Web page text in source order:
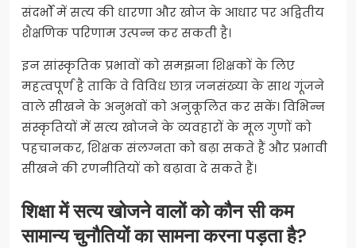
संदर्भों में सत्य की धारणा और खोज के आधार पर अद्वितीय
शैक्षणिक परिणाम उत्पन्न कर सकती है।
इन सांस्कृतिक प्रभावों को समझना शिक्षकों के लिए
महत्वपूर्ण है ताकि वे विविध छात्र जनसंख्या के साथ गूंजने
वाले सीखने के अनुभवों को अनुकूलित कर सकें। विभिन्न
संस्कृतियों में सत्य खोजने के व्यवहारों के मूल गुणों को
पहचानकर, शिक्षक संलग्नता को बढ़ा सकते हैं और प्रभावी
सीखने की रणनीतियों को बढ़ावा दे सकते हैं।
शिक्षा में सत्य खोजने वालों को कौन सी कम
सामान्य चुनौतियों का सामना करना पड़ता है?